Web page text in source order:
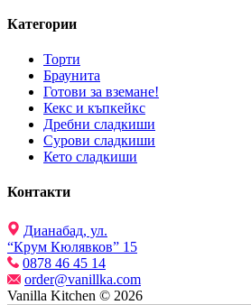
Категории
Торти
Браунита
Готови за вземане!
Кекс и къпкейкс
Дребни сладкиши
Сурови сладкиши
Кето сладкиши
Контакти
Дианабад, ул.
“Крум Кюлявков” 15
0878 46 45 14
order@vanillka.com
Vanilla Kitchen © 2026